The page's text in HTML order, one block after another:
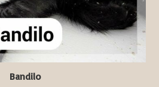
Bandilo